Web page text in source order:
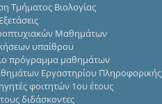
Τμήματος Βιολογίας
Μαθημάτων
υπαίθρου
πρόγραμμα μαθημάτων
Εργαστηρίου Πληροφορικής
φοιτητών 1ου έτους
διδάσκοντες